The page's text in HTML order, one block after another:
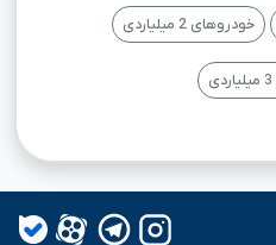
خودروهای 2 میلیاردی